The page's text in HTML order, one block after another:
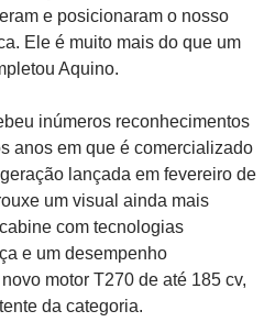
e posicionaram o nosso
Ele é muito mais do que um
Aquino.
inúmeros reconhecimentos
anos em que é comercializado
lançada em fevereiro de
um visual ainda mais
com tecnologias
e um desempenho
motor T270 de até 185 cv,
da categoria.